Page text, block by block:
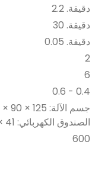
دقيقة. 2.2
دقيقة. 30
دقيقة. 0.05
2
6
0.4 - 0.6
جسم الآلة: 125 × 90 × 160
الصندوق الكهربائي: 41 × 35 × 104
600